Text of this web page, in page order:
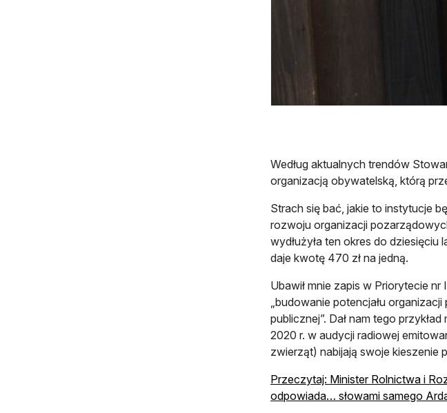
Według aktualnych trendów
organizacją obywatelską, którą
Strach się bać, jakie to instytucje
rozwoju organizacji
wydłużyła ten okres do
daje kwotę 470 zł na jedną.
Ubawił mnie zapis w Priorytecie
„budowanie potencjału
publicznej”. Dał nam tego
2020 r. w audycji radiowej
zwierząt) nabijają swoje kieszenie
Przeczytaj: Minister Rolnictwa i
odpowiada… słowami samego